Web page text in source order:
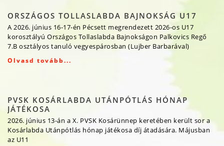
ORSZÁGOS TOLLASLABDA BAJNOKSÁG U17
A 2026. június 16-17-én Pécsett megrendezett 2026-os U17
korosztályú Országos Tollaslabda Bajnokságon Palkovics Regő
7.B osztályos tanuló vegyespárosban (Lujber Barbarával)
Olvasd tovább...
PVSK KOSÁRLABDA UTÁNPÓTLÁS HÓNAP
JÁTÉKOSA
2026. június 13-án a X. PVSK Kosárünnep keretében került sor a
Kosárlabda Utánpótlás hónap játékosa díj átadására. Májusban
az U11